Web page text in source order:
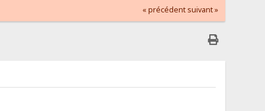
« précédent suivant »